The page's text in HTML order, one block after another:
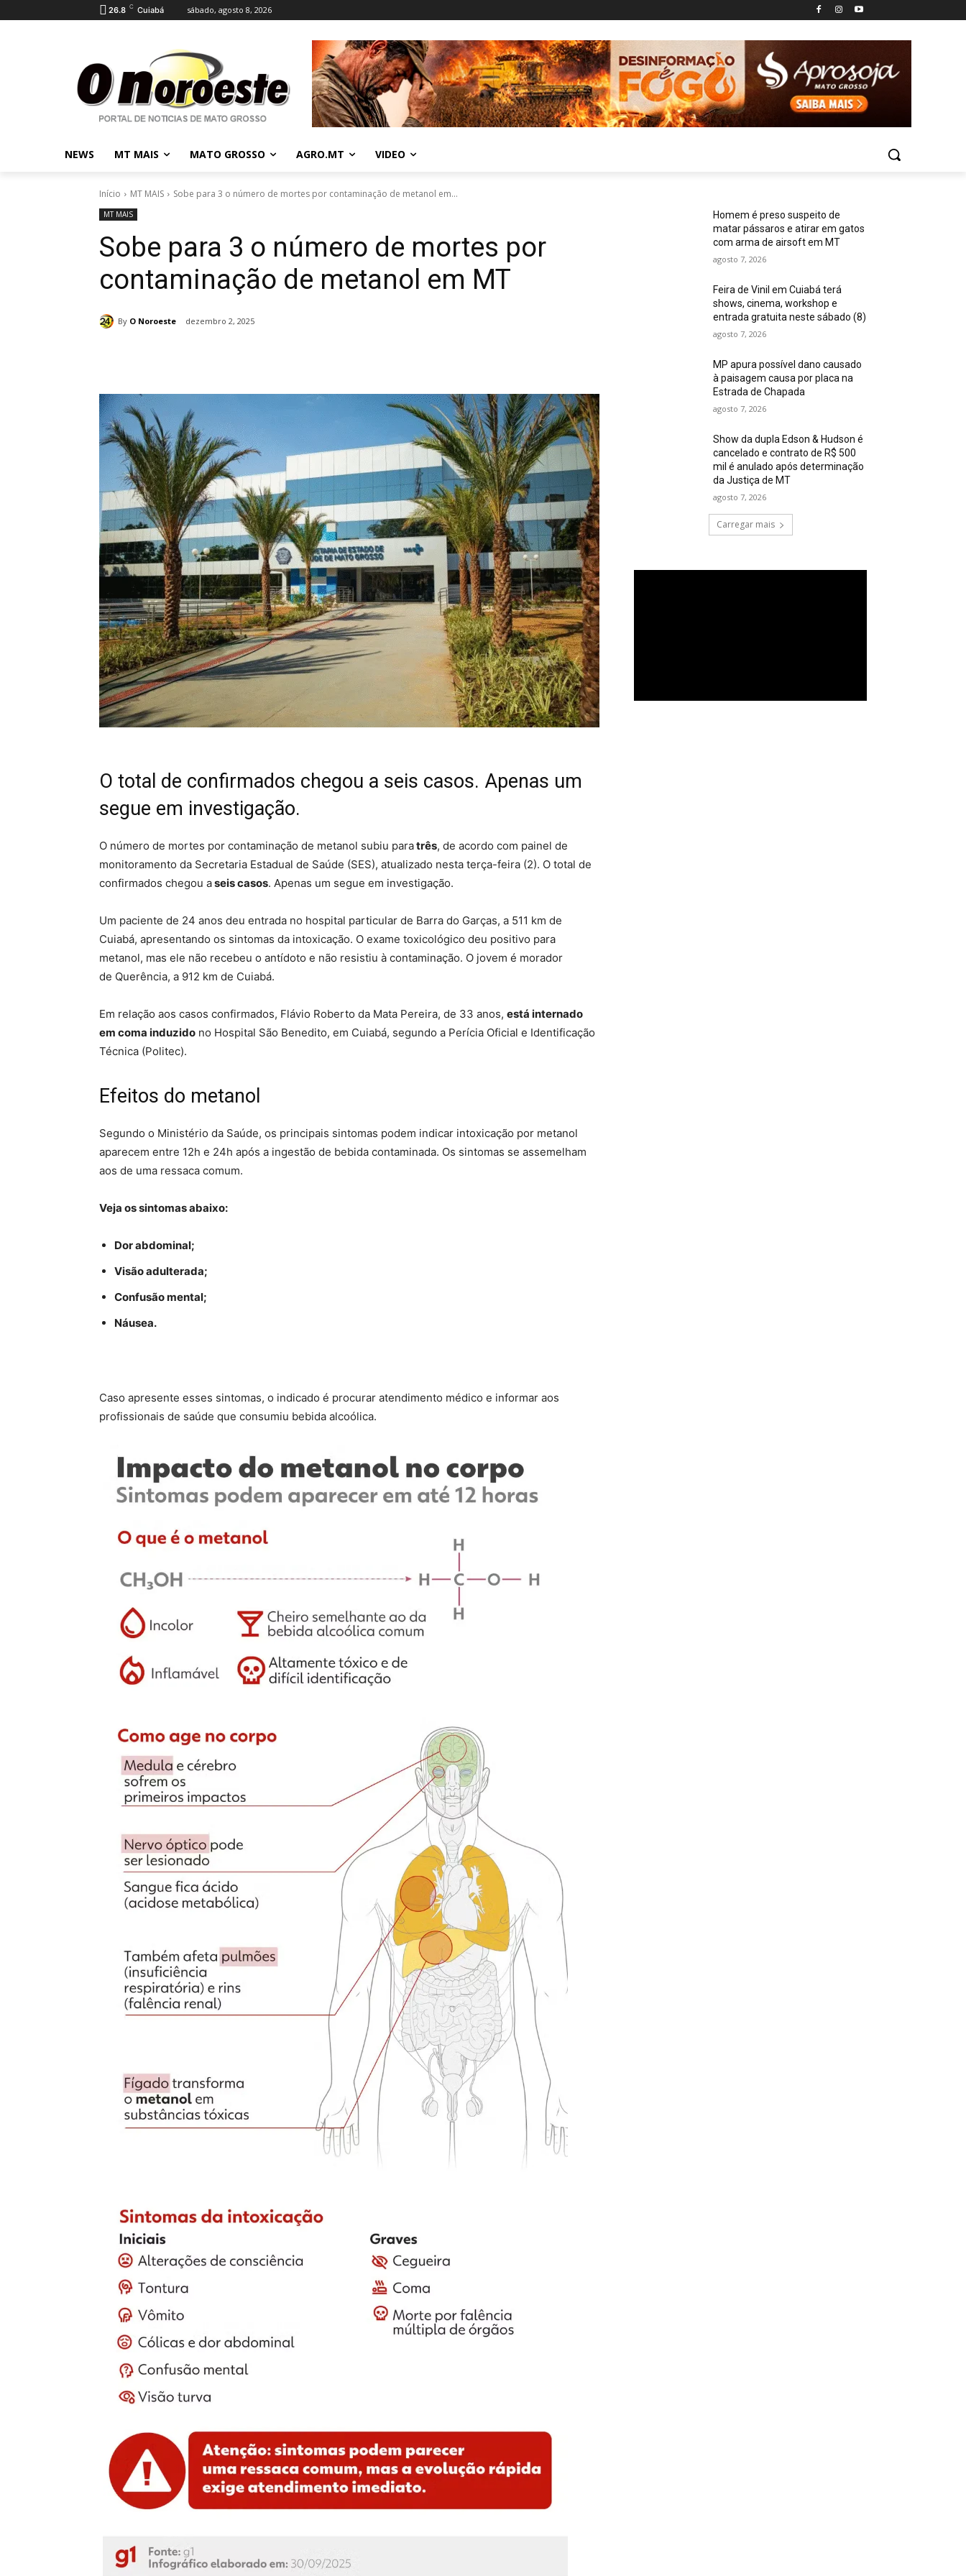
26.8 C Cuiabá sábado, agosto 8, 2026
NEWS MT MAIS MATO GROSSO AGRO.MT VIDEO
Início MT MAIS Sobe para 3 o número de mortes por contaminação de metanol em...
MT MAIS
Sobe para 3 o número de mortes por
contaminação de metanol em MT
By O Noroeste dezembro 2, 2025
O total de confirmados chegou a seis casos. Apenas um
segue em investigação.
O número de mortes por contaminação de metanol subiu paratrês, de acordo com painel de
monitoramento da Secretaria Estadual de Saúde (SES), atualizado nesta terça-feira (2). O total de
confirmados chegou aseis casos. Apenas um segue em investigação.
Um paciente de 24 anos deu entrada no hospital particular de Barra do Garças, a 511 km de
Cuiabá, apresentando os sintomas da intoxicação. O exame toxicológico deu positivo para
metanol, mas ele não recebeu o antídoto e não resistiu à contaminação. O jovem é morador
de Querência, a 912 km de Cuiabá.
Em relação aos casos confirmados, Flávio Roberto da Mata Pereira, de 33 anos, está internado
em coma induzido no Hospital São Benedito, em Cuiabá, segundo a Perícia Oficial e Identificação
Técnica (Politec).
Efeitos do metanol
Segundo o Ministério da Saúde, os principais sintomas podem indicar intoxicação por metanol
aparecem entre 12h e 24h após a ingestão de bebida contaminada. Os sintomas se assemelham
aos de uma ressaca comum.
Veja os sintomas abaixo:
Dor abdominal;
Visão adulterada;
Confusão mental;
Náusea.
Caso apresente esses sintomas, o indicado é procurar atendimento médico e informar aos
profissionais de saúde que consumiu bebida alcoólica.
Homem é preso suspeito de
matar pássaros e atirar em gatos
com arma de airsoft em MT
agosto 7, 2026
Feira de Vinil em Cuiabá terá
shows, cinema, workshop e
entrada gratuita neste sábado (8)
agosto 7, 2026
MP apura possível dano causado
à paisagem causa por placa na
Estrada de Chapada
agosto 7, 2026
Show da dupla Edson & Hudson é
cancelado e contrato de R$ 500
mil é anulado após determinação
da Justiça de MT
agosto 7, 2026
Carregar mais